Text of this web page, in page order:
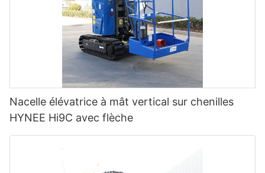
Nacelle élévatrice à mât vertical sur chenilles
HYNEE Hi9C avec flèche